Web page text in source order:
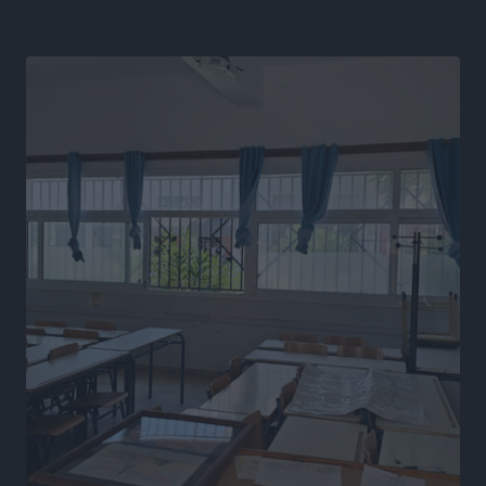
Αθλητικά• πριν 12 ώρες
Διαγόρας: Ανανέωσε ο Μιχάλης Χατζηγεωργίου
Αθλητικά πριν 12 ώρες
ΔΕΑΣ Δάφνη Ρόδου: Η Ευαγγελία Τετράδη στο
τεχνικό επιτελείο
Αθλητικά πριν 12 ώρες
Γ.Σ. Διαγόρας: Το οργανόγραμμα των Ακαδημιών
Αθλητικά πριν 12 ώρες